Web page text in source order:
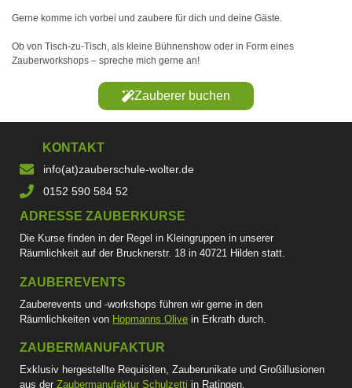
Gerne komme ich vorbei und zaubere für dich und deine Gäste.
Ob von Tisch-zu-Tisch, als kleine Bühnenshow oder in Form eines
Zauberworkshops – spreche mich gerne an!
Zauberer buchen
KONTAKT
info(at)zauberschule-wolter.de
0152 590 584 52
ADRESSE ZAUBERKURSE
Die Kurse finden in der Regel in Kleingruppen in unserer
Räumlichkeit auf der Brucknerstr. 18 in 40721 Hilden statt.
ZAUBEREVENTS
Zauberevents und -workshops führen wir gerne in den
Räumlichkeiten von Hopmanns Olive in Erkrath durch.
ZAUBERMANUFAKTUR
Exklusiv hergestellte Requisiten, Zauberunikate und Großillusionen
aus der Zaubermanufaktur Schulzetti in Ratingen.